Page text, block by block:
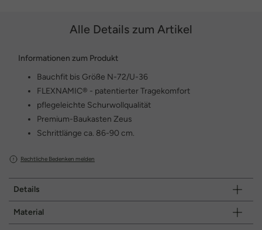
Alle Details zum Artikel
Informationen zum Produkt
Bauchfit bis Größe N-72/U-36
FLEXNAMIC® - patentierter Tragekomfort
pflegeleichte Schurwollqualität
Premium-Baukasten Zeus
Schrittlänge ca. 86-90 cm.
Rechtliche Bedenken melden
Details
Material